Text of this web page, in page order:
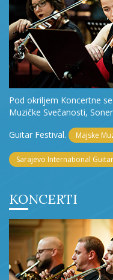
Pod okriljem Koncertne
Muzičke Svečanosti,
Guitar Festival.
Majske
Sarajevo International
KONCERTI